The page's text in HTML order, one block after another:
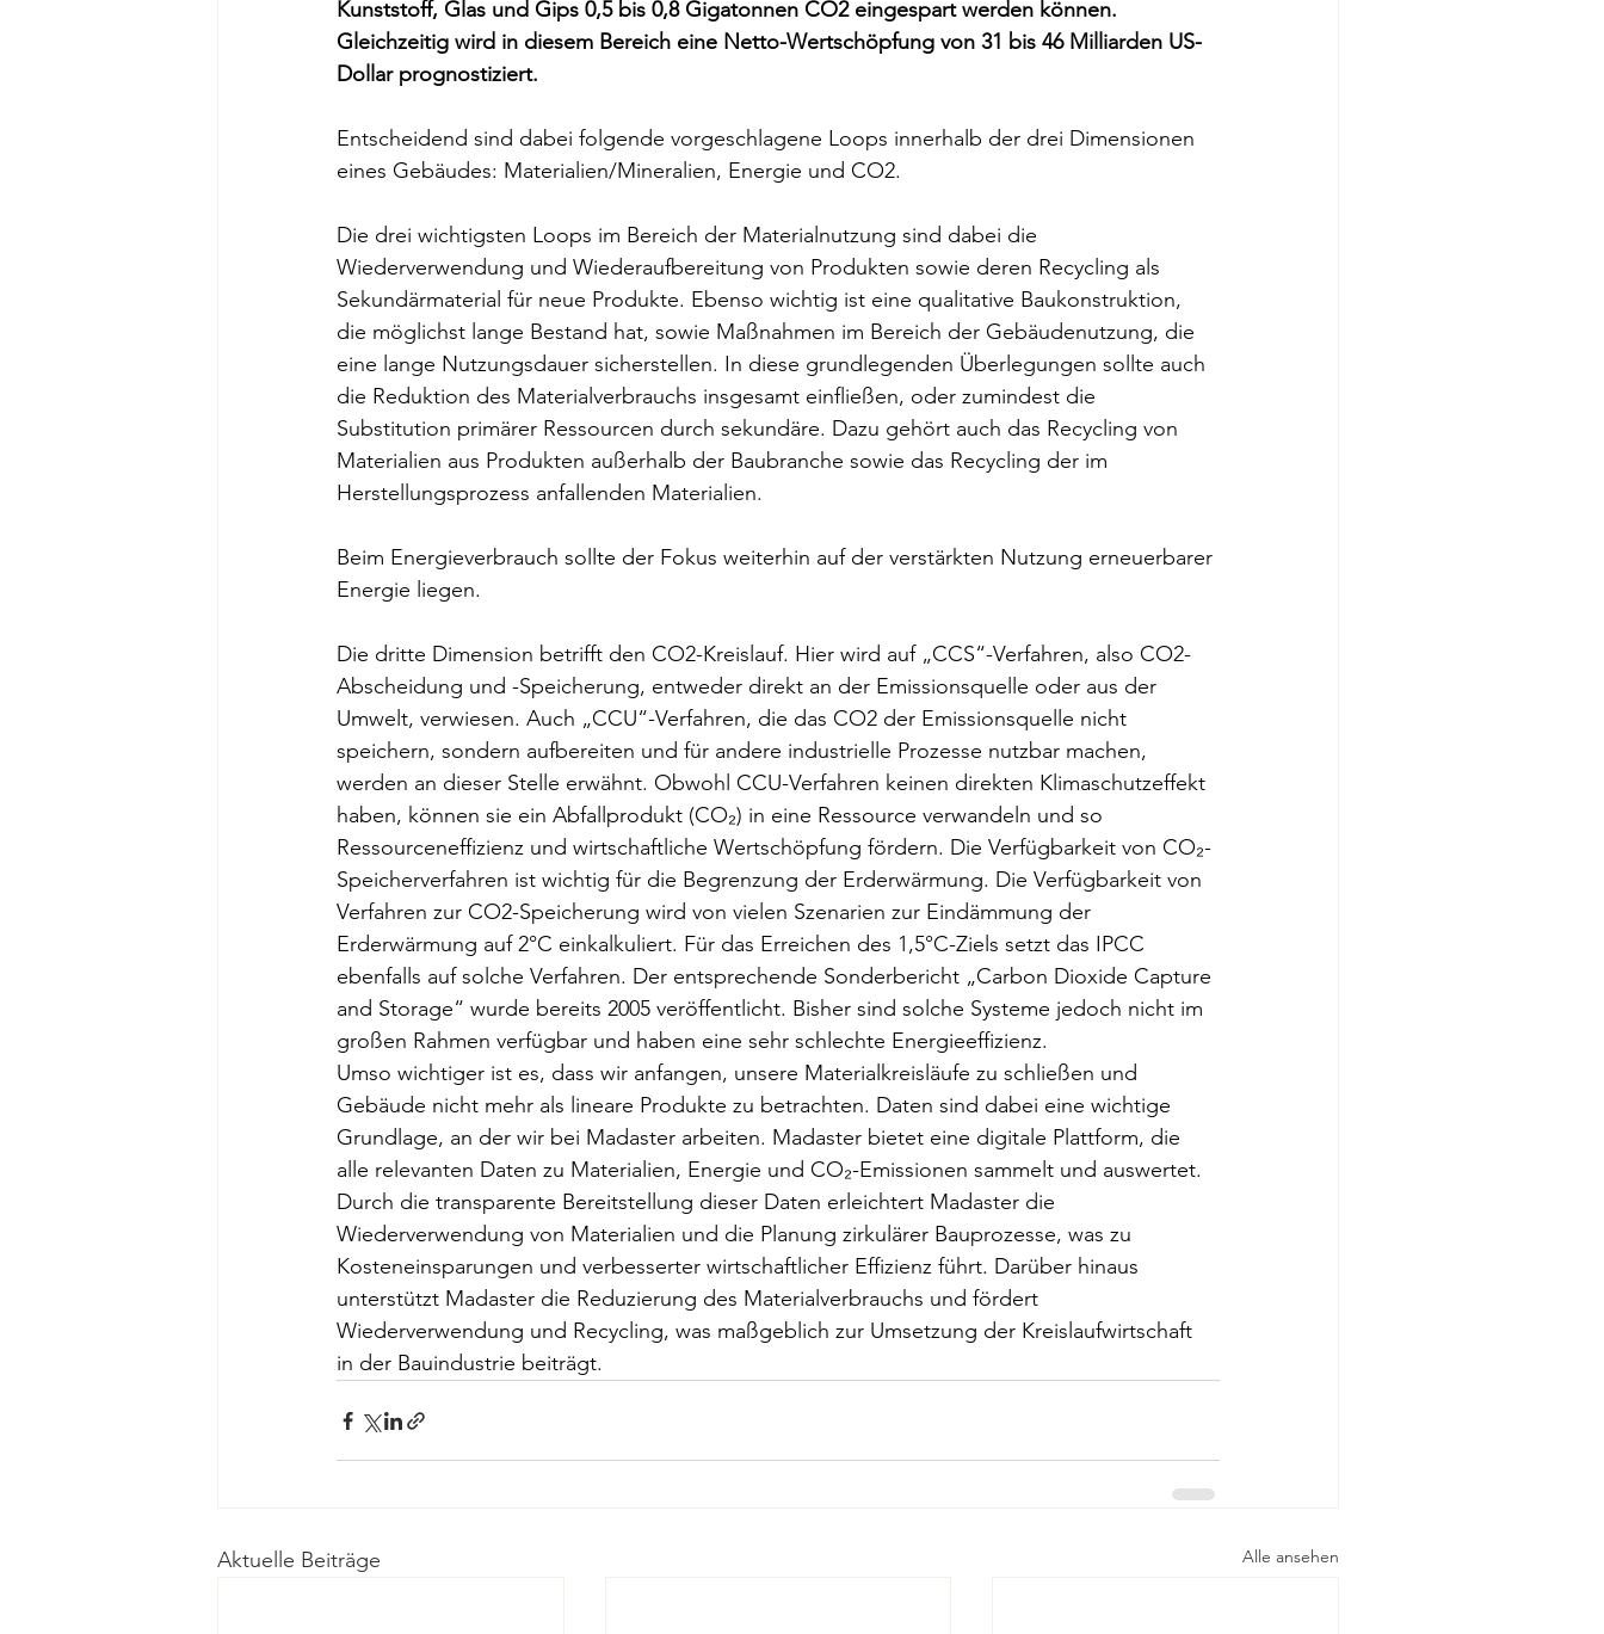
Kunststoff, Glas und Gips 0,5 bis 0,8 Gigatonnen CO2 eingespart werden können.
Gleichzeitig wird in diesem Bereich eine Netto-Wertschöpfung von 31 bis 46 Milliarden US-
Dollar prognostiziert.
Entscheidend sind dabei folgende vorgeschlagene Loops innerhalb der drei Dimensionen
eines Gebäudes: Materialien/Mineralien, Energie und CO2.
Die drei wichtigsten Loops im Bereich der Materialnutzung sind dabei die
Wiederverwendung und Wiederaufbereitung von Produkten sowie deren Recycling als
Sekundärmaterial für neue Produkte. Ebenso wichtig ist eine qualitative Baukonstruktion,
die möglichst lange Bestand hat, sowie Maßnahmen im Bereich der Gebäudenutzung, die
eine lange Nutzungsdauer sicherstellen. In diese grundlegenden Überlegungen sollte auch
die Reduktion des Materialverbrauchs insgesamt einfließen, oder zumindest die
Substitution primärer Ressourcen durch sekundäre. Dazu gehört auch das Recycling von
Materialien aus Produkten außerhalb der Baubranche sowie das Recycling der im
Herstellungsprozess anfallenden Materialien.
Beim Energieverbrauch sollte der Fokus weiterhin auf der verstärkten Nutzung erneuerbarer
Energie liegen.
Die dritte Dimension betrifft den CO2-Kreislauf. Hier wird auf „CCS“-Verfahren, also CO2-
Abscheidung und -Speicherung, entweder direkt an der Emissionsquelle oder aus der
Umwelt, verwiesen. Auch „CCU“-Verfahren, die das CO2 der Emissionsquelle nicht
speichern, sondern aufbereiten und für andere industrielle Prozesse nutzbar machen,
werden an dieser Stelle erwähnt. Obwohl CCU-Verfahren keinen direkten Klimaschutzeffekt
haben, können sie ein Abfallprodukt (CO₂) in eine Ressource verwandeln und so
Ressourceneffizienz und wirtschaftliche Wertschöpfung fördern. Die Verfügbarkeit von CO₂-
Speicherverfahren ist wichtig für die Begrenzung der Erderwärmung. Die Verfügbarkeit von
Verfahren zur CO2-Speicherung wird von vielen Szenarien zur Eindämmung der
Erderwärmung auf 2°C einkalkuliert. Für das Erreichen des 1,5°C-Ziels setzt das IPCC
ebenfalls auf solche Verfahren. Der entsprechende Sonderbericht „Carbon Dioxide Capture
and Storage“ wurde bereits 2005 veröffentlicht. Bisher sind solche Systeme jedoch nicht im
großen Rahmen verfügbar und haben eine sehr schlechte Energieeffizienz.
Umso wichtiger ist es, dass wir anfangen, unsere Materialkreisläufe zu schließen und
Gebäude nicht mehr als lineare Produkte zu betrachten. Daten sind dabei eine wichtige
Grundlage, an der wir bei Madaster arbeiten. Madaster bietet eine digitale Plattform, die
alle relevanten Daten zu Materialien, Energie und CO₂-Emissionen sammelt und auswertet.
Durch die transparente Bereitstellung dieser Daten erleichtert Madaster die
Wiederverwendung von Materialien und die Planung zirkulärer Bauprozesse, was zu
Kosteneinsparungen und verbesserter wirtschaftlicher Effizienz führt. Darüber hinaus
unterstützt Madaster die Reduzierung des Materialverbrauchs und fördert
Wiederverwendung und Recycling, was maßgeblich zur Umsetzung der Kreislaufwirtschaft
in der Bauindustrie beiträgt.
Aktuelle Beiträge Alle ansehen